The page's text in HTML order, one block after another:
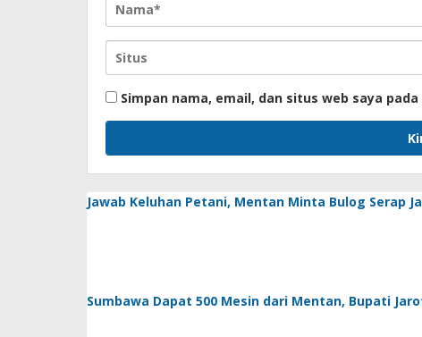
Simpan nama, email, dan situs web saya
Jawab Keluhan Petani, Mentan Minta Bulog Serap
Sumbawa Dapat 500 Mesin dari Mentan, Bupati